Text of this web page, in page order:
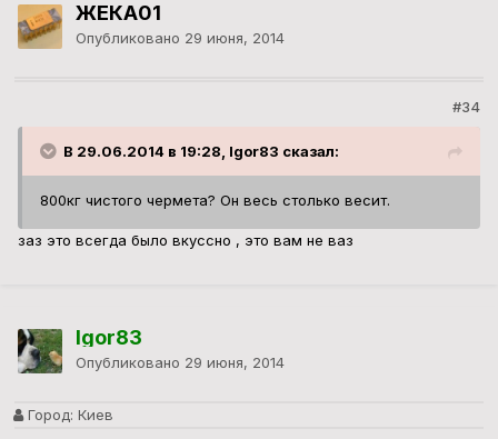
ЖЕКА01
Опубликовано 29 июня, 2014
#34
В 29.06.2014 в 19:28, Igor83 сказал:
800кг чистого чермета? Он весь столько весит.
заз это всегда было вкуссно , это вам не ваз
Igor83
Опубликовано 29 июня, 2014
Город: Киев